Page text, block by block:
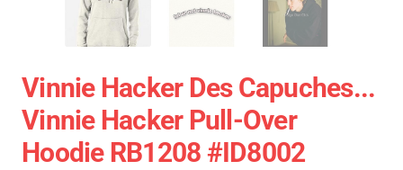
Vinnie Hacker Des Capuches...
Vinnie Hacker Pull-Over
Hoodie RB1208 #ID8002